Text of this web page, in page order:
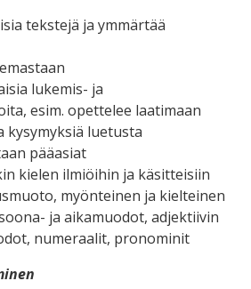
tekstejä ja ymmärtää
lukemis- ja
esim. opettelee laatimaan
kysymyksiä luetusta
pääasiat
kielen ilmiöihin ja käsitteisiin
myönteinen ja kielteinen
ja aikamuodot, adjektiivin
numeraalit, pronominit